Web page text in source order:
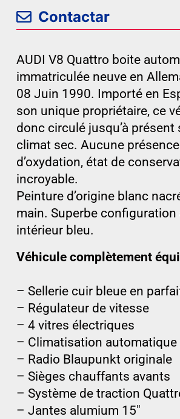
Contactar
AUDI V8 Quattro boite
immatriculée neuve en
08 Juin 1990. Importé en
son unique propriétaire, ce
donc circulé jusqu’à présent
climat sec. Aucune présence
d’oxydation, état de
incroyable.
Peinture d’origine blanc
main. Superbe configuration
intérieur bleu.
Véhicule complètement
– Sellerie cuir bleue en
– Régulateur de vitesse
– 4 vitres électriques
– Climatisation automatique
– Radio Blaupunkt originale
– Sièges chauffants avants
– Système de traction
– Jantes alumium 15″